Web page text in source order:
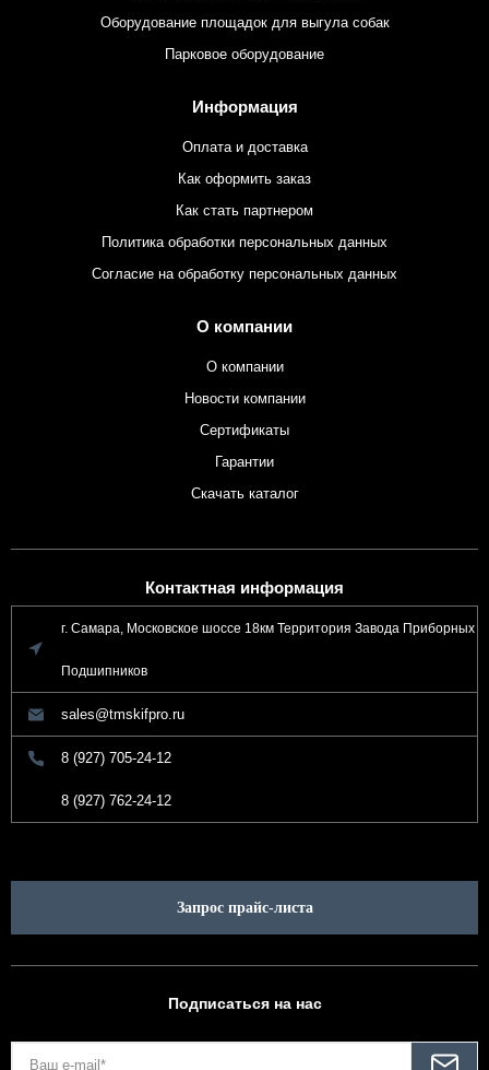
Оборудование площадок для выгула собак
Парковое оборудование
Информация
Оплата и доставка
Как оформить заказ
Как стать партнером
Политика обработки персональных данных
Согласие на обработку персональных данных
О компании
О компании
Новости компании
Сертификаты
Гарантии
Скачать каталог
Контактная информация
г. Самара, Московское шоссе 18км Территория Завода Приборных
Подшипников
sales@tmskifpro.ru
8 (927) 705-24-12
8 (927) 762-24-12
Запрос прайс-листа
Подписаться на нас